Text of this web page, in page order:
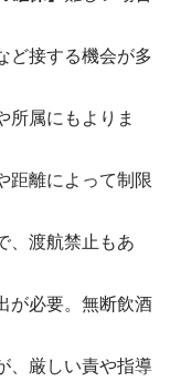
ど接する機会が多
所属にもよりま
距離によって制限
、渡航禁止もあ
が必要。無断飲酒
、厳しい責や指導